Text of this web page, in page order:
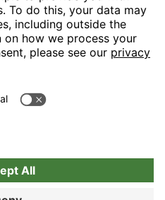
the following football club
information on the following